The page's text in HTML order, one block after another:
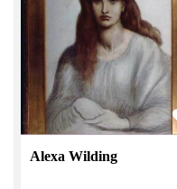
Alexa Wilding